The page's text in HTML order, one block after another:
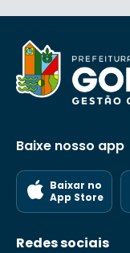
direta,
Saúde.
Baixe nosso app
Baixar no
App Store
Redes sociais